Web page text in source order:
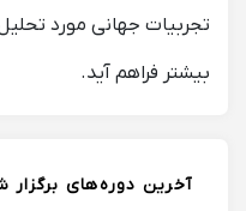
تجربیات جهانی مورد
بیشتر فراهم آید.
آخرین دوره‌های برگزار